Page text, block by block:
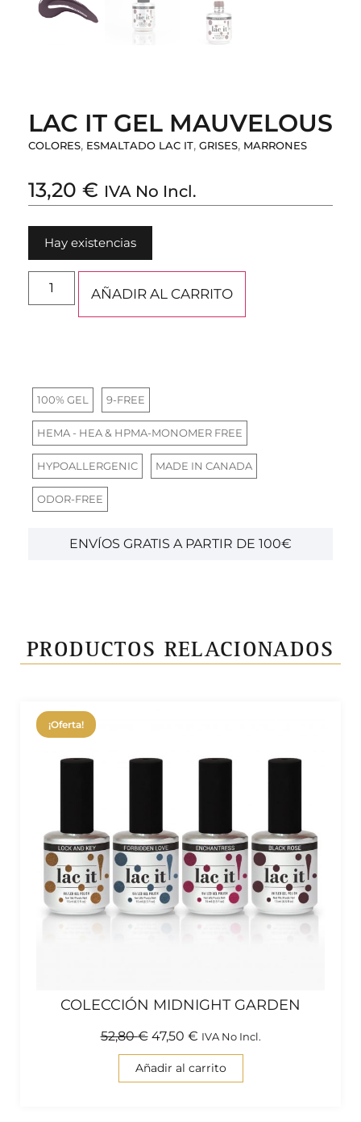
LAC IT GEL MAUVELOUS
COLORES, ESMALTADO LAC IT, GRISES, MARRONES
13,20 € IVA No Incl.
Hay existencias
AÑADIR AL CARRITO
100% GEL 9-FREE
HEMA - HEA & HPMA-MONOMER FREE
HYPOALLERGENIC MADE IN CANADA
ODOR-FREE
ENVÍOS GRATIS A PARTIR DE 100€
PRODUCTOS RELACIONADOS
¡Oferta!
COLECCIÓN MIDNIGHT GARDEN
52,80€ 47,50 € IVA No Incl.
Añadir al carrito